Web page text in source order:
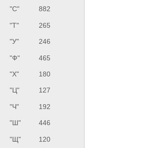
"С" 882
"Т" 265
"У" 246
"Ф" 465
"Х" 180
"Ц" 127
"Ч" 192
"Ш" 446
"Щ" 120